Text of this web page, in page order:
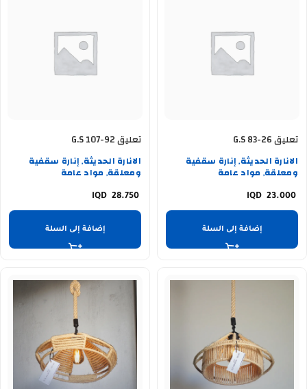
تعليق G.S 83-26
الانارة الحديثة, إنارة سقفية
ومعلقة, مواد عامة
23.000
إضافة إلى السلة
تعليق G.S 107-92
الانارة الحديثة, إنارة سقفية
ومعلقة, مواد عامة
28.750
إضافة إلى السلة